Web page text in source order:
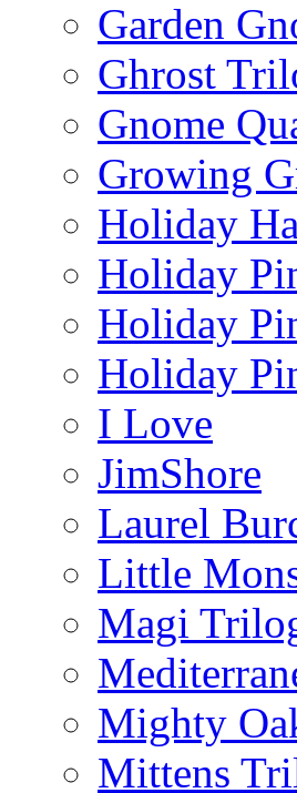
Garden
Ghrost
Gnome
Growing
Holiday
Holiday
Holiday
Holiday
I Love
JimShore
Laurel
Little
Magi
Mighty
Mittens